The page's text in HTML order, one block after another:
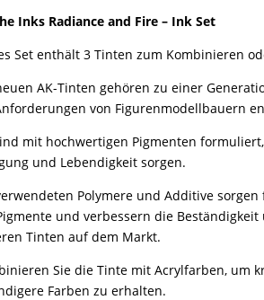
Inks Radiance and Fire – Ink Set
Set enthält 3 Tinten zum Kombinieren
AK-Tinten gehören zu einer
von Figurenmodellbauern
mit hochwertigen Pigmenten
und Lebendigkeit sorgen.
Polymere und Additive
und verbessern die
Tinten auf dem Markt.
Sie die Tinte mit Acrylfarben, um
Farben zu erhalten.